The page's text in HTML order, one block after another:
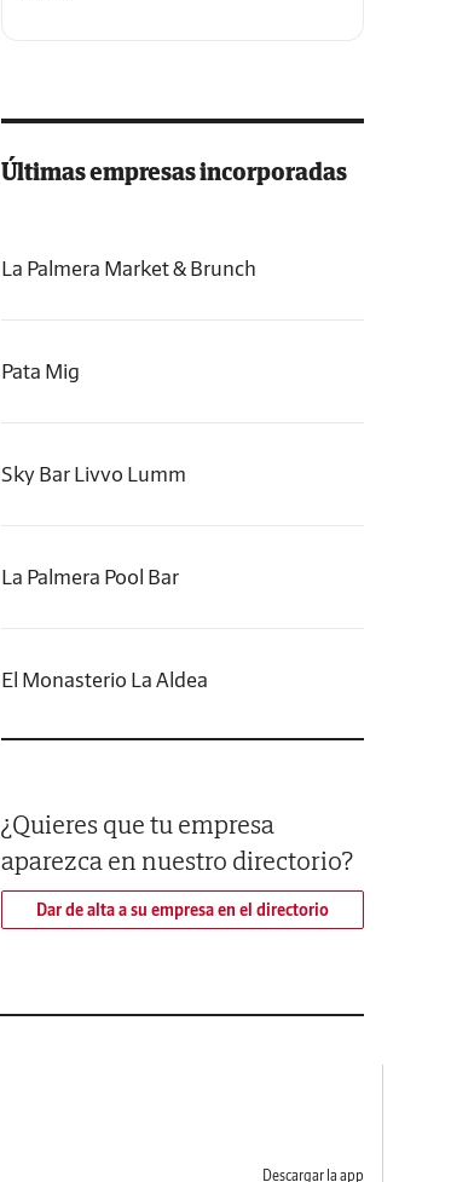
Últimas empresas incorporadas
La Palmera Market & Brunch
Pata Mig
Sky Bar Livvo Lumm
La Palmera Pool Bar
El Monasterio La Aldea
¿Quieres que tu empresa
aparezca en nuestro directorio?
Dar de alta a su empresa en el directorio
Descargar la app